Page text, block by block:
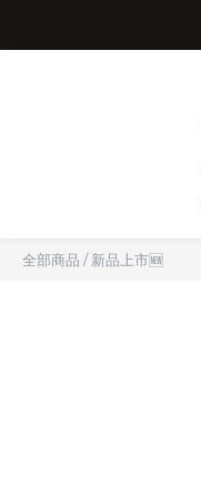
全部商品 /新品上市🆕